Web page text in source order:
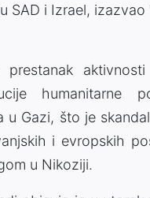
SAD i Izrael,
u Gazi, što je
i evropskih
u Nikoziji.